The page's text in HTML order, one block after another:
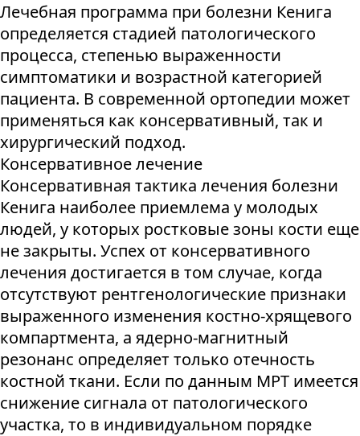
Лечебная программа при болезни Кенига
определяется стадией патологического
процесса, степенью выраженности
симптоматики и возрастной категорией
пациента. В современной ортопедии может
применяться как консервативный, так и
хирургический подход.
Консервативное лечение
Консервативная тактика лечения болезни
Кенига наиболее приемлема у молодых
людей, у которых ростковые зоны кости еще
не закрыты. Успех от консервативного
лечения достигается в том случае, когда
отсутствуют рентгенологические признаки
выраженного изменения костно-хрящевого
компартмента, а ядерно-магнитный
резонанс определяет только отечность
костной ткани. Если по данным МРТ имеется
снижение сигнала от патологического
участка, то в индивидуальном порядке